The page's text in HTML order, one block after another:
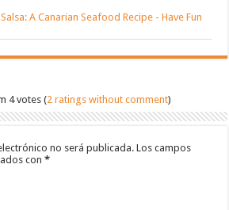
A Canarian Seafood Recipe - Have Fun
4 votes (2 ratings without comment)
no será publicada. Los campos
con*